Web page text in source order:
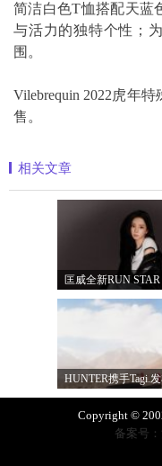
简洁白色T恤搭配天蓝
与活力的独特个性；
围。
Vilebrequin 2022虎年
售。
相关文章
Copyright ©
备案号